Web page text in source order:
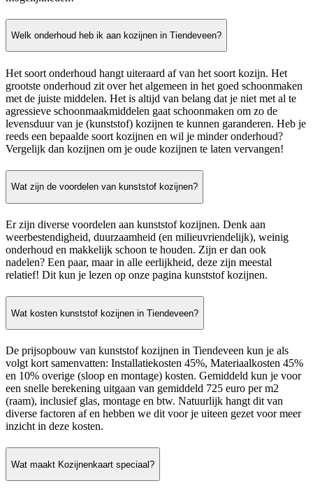
Welk onderhoud heb ik aan kozijnen in Tiendeveen?
Het soort onderhoud hangt uiteraard af van het soort kozijn. Het
grootste onderhoud zit over het algemeen in het goed schoonmaken
met de juiste middelen. Het is altijd van belang dat je niet met al te
agressieve schoonmaakmiddelen gaat schoonmaken om zo de
levensduur van je (kunststof) kozijnen te kunnen garanderen. Heb je
reeds een bepaalde soort kozijnen en wil je minder onderhoud?
Vergelijk dan kozijnen om je oude kozijnen te laten vervangen!
Wat zijn de voordelen van kunststof kozijnen?
Er zijn diverse voordelen aan kunststof kozijnen. Denk aan
weerbestendigheid, duurzaamheid (en milieuvriendelijk), weinig
onderhoud en makkelijk schoon te houden. Zijn er dan ook
nadelen? Een paar, maar in alle eerlijkheid, deze zijn meestal
relatief! Dit kun je lezen op onze pagina kunststof kozijnen.
Wat kosten kunststof kozijnen in Tiendeveen?
De prijsopbouw van kunststof kozijnen in Tiendeveen kun je als
volgt kort samenvatten: Installatiekosten 45%, Materiaalkosten 45%
en 10% overige (sloop en montage) kosten. Gemiddeld kun je voor
een snelle berekening uitgaan van gemiddeld 725 euro per m2
(raam), inclusief glas, montage en btw. Natuurlijk hangt dit van
diverse factoren af en hebben we dit voor je uiteen gezet voor meer
inzicht in deze kosten.
Wat maakt Kozijnenkaart speciaal?